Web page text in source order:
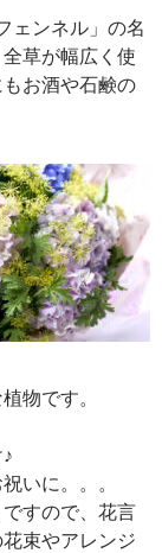
ェンネル」の名
草が幅広く使
お酒や石鹸の
物です。
いに。。。
すので、花言
束やアレンジ